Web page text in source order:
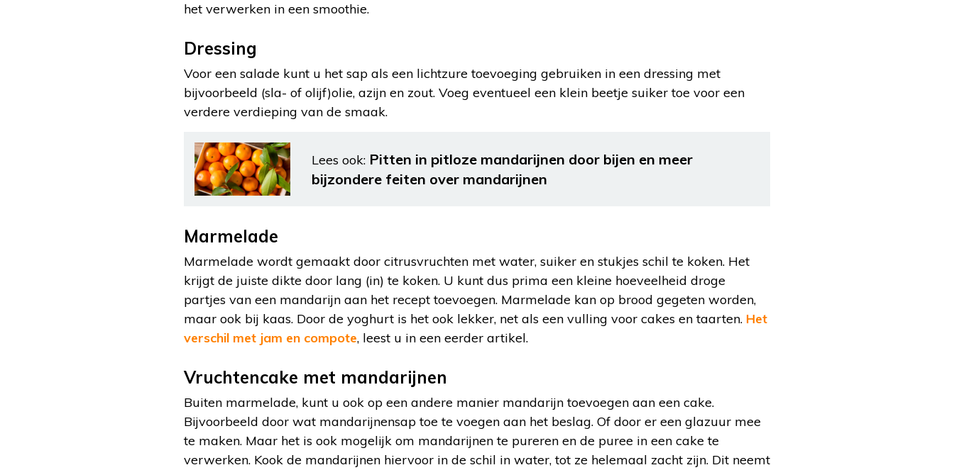
het verwerken in een smoothie.
Dressing
Voor een salade kunt u het sap als een lichtzure toevoeging gebruiken in een dressing met
bijvoorbeeld (sla- of olijf)olie, azijn en zout. Voeg eventueel een klein beetje suiker toe voor een
verdere verdieping van de smaak.
Lees ook: Pitten in pitloze mandarijnen door bijen en meer
bijzondere feiten over mandarijnen
Marmelade
Marmelade wordt gemaakt door citrusvruchten met water, suiker en stukjes schil te koken. Het
krijgt de juiste dikte door lang (in) te koken. U kunt dus prima een kleine hoeveelheid droge
partjes van een mandarijn aan het recept toevoegen. Marmelade kan op brood gegeten worden,
maar ook bij kaas. Door de yoghurt is het ook lekker, net als een vulling voor cakes en taarten. Het
verschil met jam en compote, leest u in een eerder artikel.
Vruchtencake met mandarijnen
Buiten marmelade, kunt u ook op een andere manier mandarijn toevoegen aan een cake.
Bijvoorbeeld door wat mandarijnensap toe te voegen aan het beslag. Of door er een glazuur mee
te maken. Maar het is ook mogelijk om mandarijnen te pureren en de puree in een cake te
verwerken. Kook de mandarijnen hiervoor in de schil in water, tot ze helemaal zacht zijn. Dit neemt